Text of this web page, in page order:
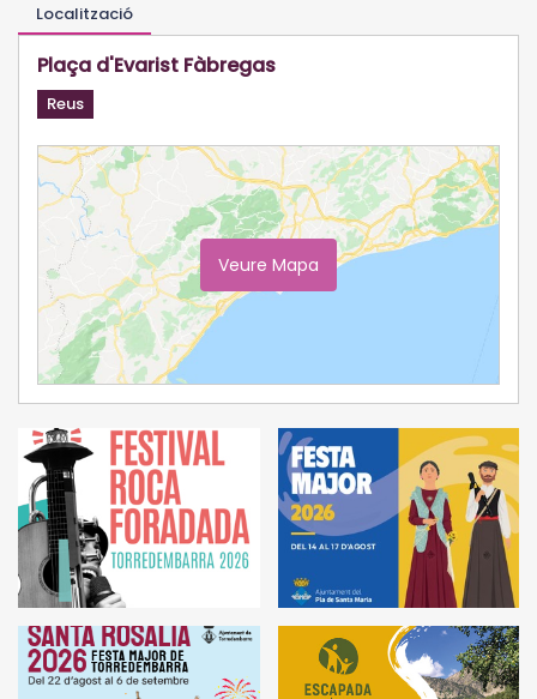
Localització
Plaça d'Evarist Fàbregas
Reus
Veure Mapa